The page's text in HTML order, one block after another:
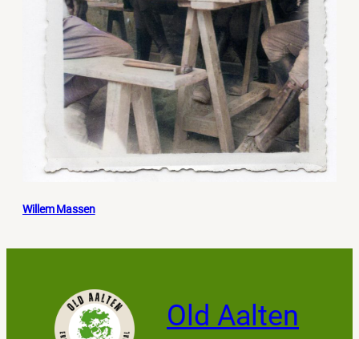
Willem Massen
Old Aalten